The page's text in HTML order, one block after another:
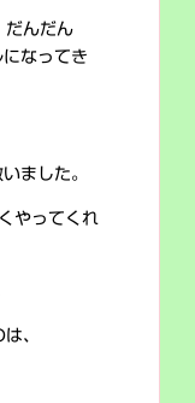
だんだん
なってき
ました。
やってくれ
、